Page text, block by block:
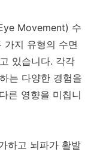
Movement) 수
가지 유형의 수면
있습니다. 각각
는 다양한 경험을
른 영향을 미칩니
하고 뇌파가 활발